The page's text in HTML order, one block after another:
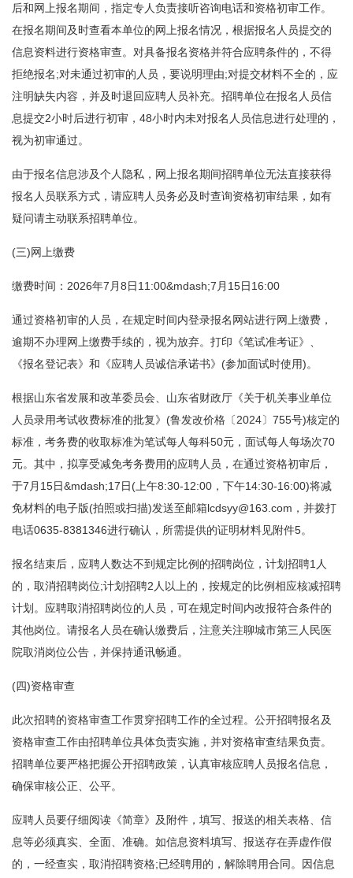
后和网上报名期间，指定专人负责接听咨询电话和资格初审工作。
在报名期间及时查看本单位的网上报名情况，根据报名人员提交的
信息资料进行资格审查。对具备报名资格并符合应聘条件的，不得
拒绝报名;对未通过初审的人员，要说明理由;对提交材料不全的，应
注明缺失内容，并及时退回应聘人员补充。招聘单位在报名人员信
息提交2小时后进行初审，48小时内未对报名人员信息进行处理的，
视为初审通过。
由于报名信息涉及个人隐私，网上报名期间招聘单位无法直接获得
报名人员联系方式，请应聘人员务必及时查询资格初审结果，如有
疑问请主动联系招聘单位。
(三)网上缴费
缴费时间：2026年7月8日11:00&mdash;7月15日16:00
通过资格初审的人员，在规定时间内登录报名网站进行网上缴费，
逾期不办理网上缴费手续的，视为放弃。打印《笔试准考证》、
《报名登记表》和《应聘人员诚信承诺书》(参加面试时使用)。
根据山东省发展和改革委员会、山东省财政厅《关于机关事业单位
人员录用考试收费标准的批复》(鲁发改价格〔2024〕755号)核定的
标准，考务费的收取标准为笔试每人每科50元，面试每人每场次70
元。其中，拟享受减免考务费用的应聘人员，在通过资格初审后，
于7月15日&mdash;17日(上午8:30-12:00，下午14:30-16:00)将减
免材料的电子版(拍照或扫描)发送至邮箱lcdsyy@163.com，并拨打
电话0635-8381346进行确认，所需提供的证明材料见附件5。
报名结束后，应聘人数达不到规定比例的招聘岗位，计划招聘1人
的，取消招聘岗位;计划招聘2人以上的，按规定的比例相应核减招聘
计划。应聘取消招聘岗位的人员，可在规定时间内改报符合条件的
其他岗位。请报名人员在确认缴费后，注意关注聊城市第三人民医
院取消岗位公告，并保持通讯畅通。
(四)资格审查
此次招聘的资格审查工作贯穿招聘工作的全过程。公开招聘报名及
资格审查工作由招聘单位具体负责实施，并对资格审查结果负责。
招聘单位要严格把握公开招聘政策，认真审核应聘人员报名信息，
确保审核公正、公平。
应聘人员要仔细阅读《简章》及附件，填写、报送的相关表格、信
息等必须真实、全面、准确。如信息资料填写、报送存在弄虚作假
的，一经查实，取消招聘资格;已经聘用的，解除聘用合同。因信息